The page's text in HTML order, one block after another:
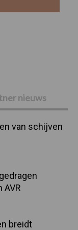
nieuws
van schijven
AVR
breidt